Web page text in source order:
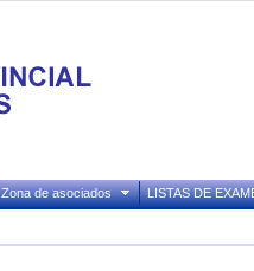
Zona de asociados LISTAS DE